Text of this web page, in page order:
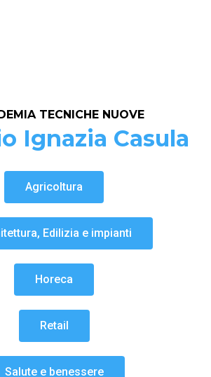
TECNICHE NUOVE
Ignazia Casula
Agricoltura
Edilizia e impianti
Horeca
Retail
Salute e benessere